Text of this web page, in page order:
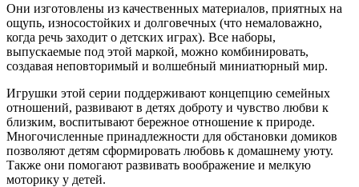
Они изготовлены из качественных материалов, приятных на
ощупь, износостойких и долговечных (что немаловажно,
когда речь заходит о детских играх). Все наборы,
выпускаемые под этой маркой, можно комбинировать,
создавая неповторимый и волшебный миниатюрный мир.
Игрушки этой серии поддерживают концепцию семейных
отношений, развивают в детях доброту и чувство любви к
близким, воспитывают бережное отношение к природе.
Многочисленные принадлежности для обстановки домиков
позволяют детям сформировать любовь к домашнему уюту.
Также они помогают развивать воображение и мелкую
моторику у детей.